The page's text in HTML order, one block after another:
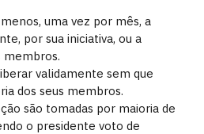
uma vez por mês, a
por sua iniciativa, ou a
membros.
validamente sem que
dos seus membros.
são tomadas por maioria de
o presidente voto de